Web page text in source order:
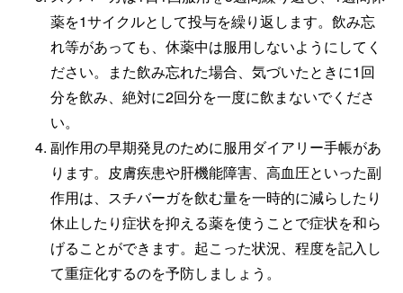
薬を1サイクルとして投与を繰り返します。飲み忘
れ等があっても、休薬中は服用しないようにしてく
ださい。また飲み忘れた場合、気づいたときに1回
分を飲み、絶対に2回分を一度に飲まないでくださ
い。
副作用の早期発見のために服用ダイアリー手帳があ
ります。皮膚疾患や肝機能障害、高血圧といった副
作用は、スチバーガを飲む量を一時的に減らしたり
休止したり症状を抑える薬を使うことで症状を和ら
げることができます。起こった状況、程度を記入し
て重症化するのを予防しましょう。